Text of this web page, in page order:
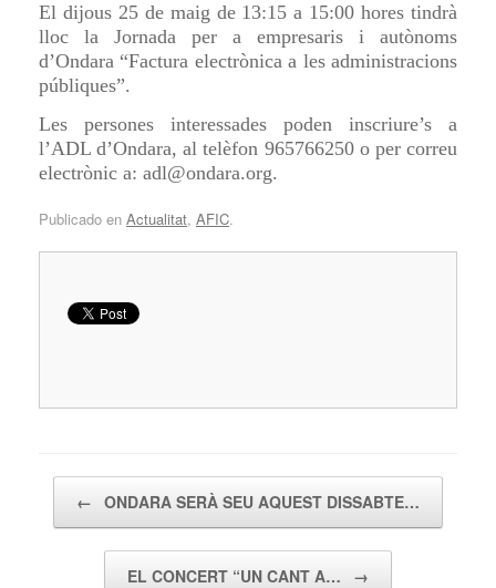
El dijous 25 de maig de 13:15 a 15:00 hores tindrà
lloc la Jornada per a empresaris i autònoms
d’Ondara “Factura electrònica a les administracions
públiques”.
Les persones interessades poden inscriure’s a
l’ADL d’Ondara, al telèfon 965766250 o per correu
electrònic a: adl@ondara.org.
Publicado en Actualitat, AFIC.
← ONDARA SERÀ SEU AQUEST DISSABTE…
EL CONCERT “UN CANT A… →